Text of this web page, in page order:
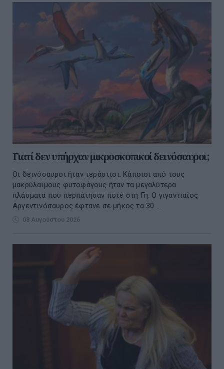
Γιατί δεν υπήρχαν μικροσκοπικοί δεινόσαυροι;
Oι δεινόσαυροι ήταν τεράστιοι. Κάποιοι από τους
μακρύλαιμους φυτοφάγους ήταν τα μεγαλύτερα
πλάσματα που περπάτησαν ποτέ στη Γη. O γιγαντιαίος
Αργεντινόσαυρος έφτανε σε μήκος τα 30 ...
08 Αυγούστου 2026